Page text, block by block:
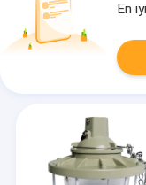
En